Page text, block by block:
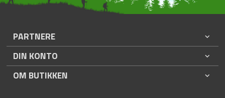
PARTNERE
DIN KONTO
OM BUTIKKEN